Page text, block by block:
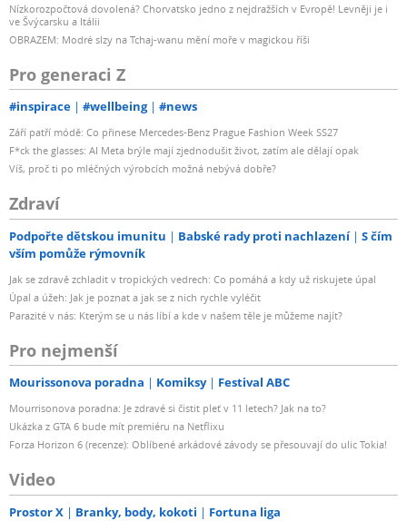
Nízkorozpočtová dovolená? Chorvatsko jedno z nejdražších v Evropě! Levněji je i
ve Švýcarsku a Itálii
OBRAZEM: Modré slzy na Tchaj-wanu mění moře v magickou říši
Pro generaci Z
#inspirace #wellbeing #news
Září patří módě: Co přinese Mercedes-Benz Prague Fashion Week SS27
F*ck the glasses: AI Meta brýle mají zjednodušit život, zatím ale dělají opak
Víš, proč ti po mléčných výrobcích možná nebývá dobře?
Zdraví
Podpořte dětskou imunitu Babské rady proti nachlazení
S čím
vším pomůže rýmovník
Jak se zdravě zchladit v tropických vedrech: Co pomáhá a kdy už riskujete úpal
Úpal a úžeh: Jak je poznat a jak se z nich rychle vyléčit
Parazité v nás: Kterým se u nás líbí a kde v našem těle je můžeme najít?
Pro nejmenší
Mourissonova poradna Komiksy Festival ABC
Mourrisonova poradna: Je zdravé si čistit pleť v 11 letech? Jak na to?
Ukázka z GTA 6 bude mít premiéru na Netflixu
Forza Horizon 6 (recenze): Oblíbené arkádové závody se přesouvají do ulic Tokia!
Video
Prostor X Branky, body, kokoti Fortuna liga